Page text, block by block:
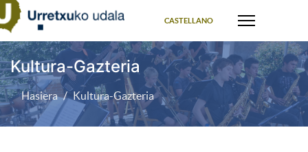
CASTELLANO
Kultura-Gazteria
Hasiera Kultura-Gazteria